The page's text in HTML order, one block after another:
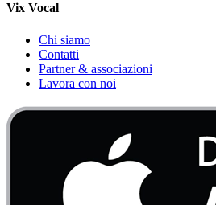
Vix Vocal
Chi siamo
Contatti
Partner & associazioni
Lavora con noi